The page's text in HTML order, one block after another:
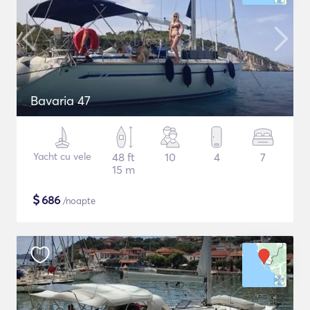
Bavaria 47
Yacht cu vele
48 ft
15 m
10 4 7
$686 /noapte